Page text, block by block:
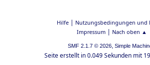
Hilfe| Nutzungsbedingungen und
Impressum| Nach oben ▲
SMF 2.1.7 © 2026, Simple
Seite erstellt in 0.049 Sekunden mit